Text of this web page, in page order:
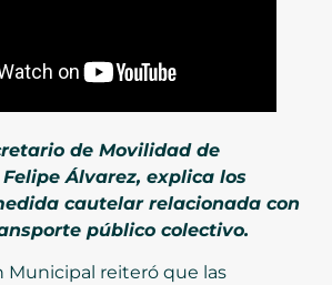
de Movilidad de
Álvarez, explica los
cautelar relacionada con
público colectivo.
Municipal reiteró que las